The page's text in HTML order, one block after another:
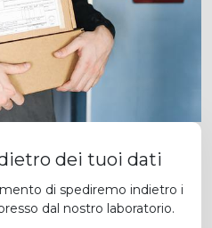
dei tuoi dati
di spediremo indietro i
dal nostro laboratorio.